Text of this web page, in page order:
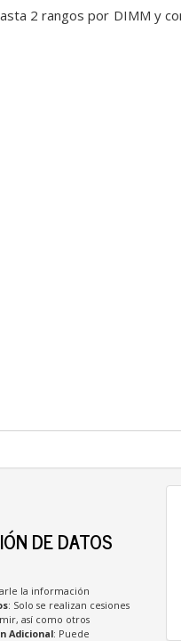
2 rangos por DIMM y
DE DATOS
la información
: Solo se realizan cesiones
así como otros
Adicional: Puede